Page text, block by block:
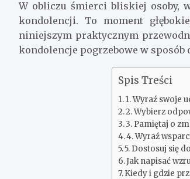
W obliczu śmierci bliskiej osoby,
kondolencji. To moment
niniejszym praktycznym
kondolencje pogrzebowe w
Spis Treści
1. Wyraź swoje
2. Wybierz
3. Pamiętaj o
4. Wyraź
5. Dostosuj się
Jak napisać
Kiedy i gdzie